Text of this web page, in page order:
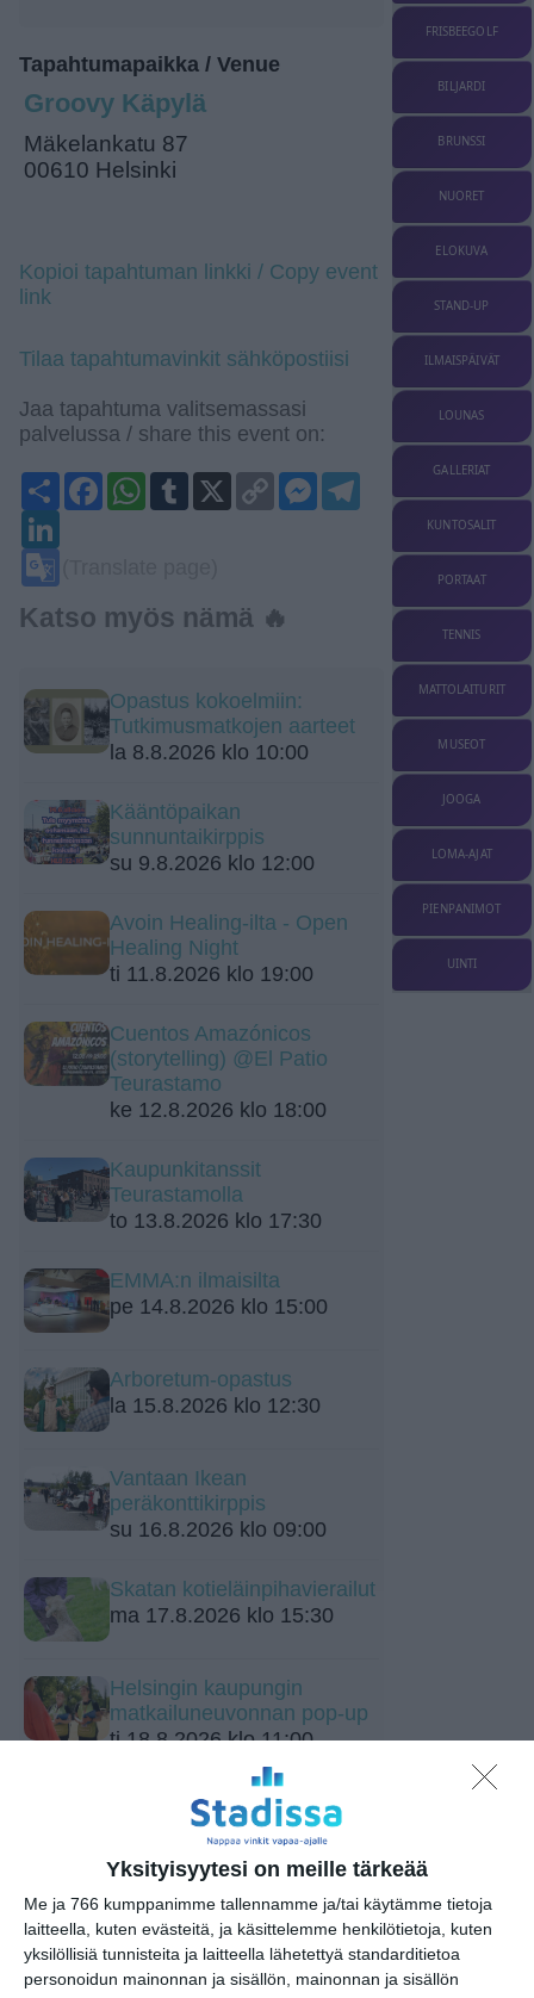
Yksityisyytesi on meille tärkeää
Me ja 766 kumppanimme tallennamme ja/tai käytämme tietoja
laitteella, kuten evästeitä, ja käsittelemme henkilötietoja, kuten
yksilöllisiä tunnisteita ja laitteella lähetettyä standarditietoa
personoidun mainonnan ja sisällön, mainonnan ja sisällön
Tapahtumapaikka / Venue
Groovy Käpylä
Mäkelankatu 87
00610 Helsinki
Kopioi tapahtuman linkki / Copy event
link
Tilaa tapahtumavinkit sähköpostiisi
Jaa tapahtuma valitsemassasi
palvelussa / share this event on:
ShareFacebookWhatsApp
Tumblr
X
Copy
Link
MessengerTelegram
Katso myös nämä 🔥
Opastus kokoelmiin:
Tutkimusmatkojen aarteet
la 8.8.2026 klo 10:00
Kääntöpaikan
sunnuntaikirppis
su 9.8.2026 klo 12:00
Avoin Healing-ilta - Open
Healing Night
ti 11.8.2026 klo 19:00
Cuentos Amazónicos
(storytelling) @El Patio
Teurastamo
ke 12.8.2026 klo 18:00
Kaupunkitanssit
Teurastamolla
to 13.8.2026 klo 17:30
EMMA:n ilmaisilta
pe 14.8.2026 klo 15:00
Arboretum-opastus
la 15.8.2026 klo 12:30
Vantaan Ikean
peräkonttikirppis
su 16.8.2026 klo 09:00
Skatan kotieläinpihavierailut
ma 17.8.2026 klo 15:30
Helsingin kaupungin
matkailuneuvonnan pop-up
ti 18.8.2026 klo 11:00
Elokuussa nautitaan
tunnelmallisista
FRISBEEGOLF
BILJARDI
BRUNSSI
NUORET
ELOKUVA
STAND-UP
ILMAISPÄIVÄT
LOUNAS
GALLERIAT
KUNTOSALIT
PORTAAT
TENNIS
MATTOLAITURIT
MUSEOT
JOOGA
LOMA-AJAT
PIENPANIMOT
UINTI